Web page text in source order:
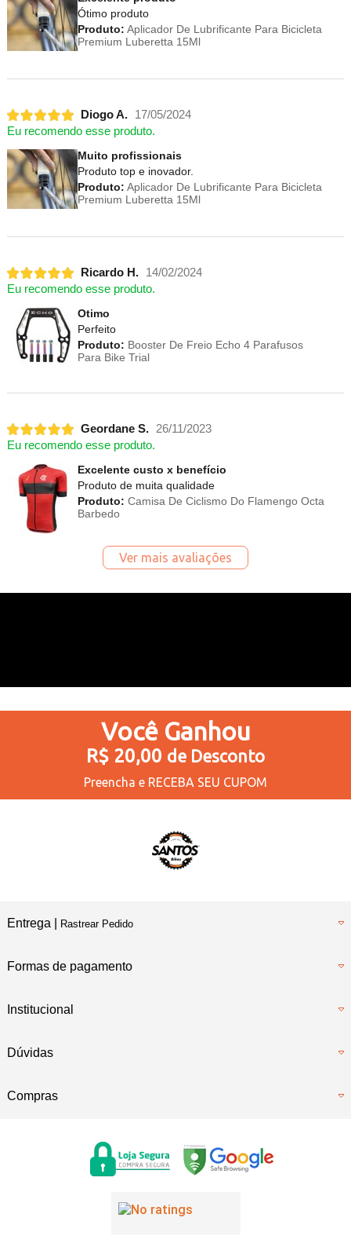
Ótimo produto
Produto: Aplicador De Lubrificante Para Bicicleta
Premium Luberetta 15Ml
Diogo A.
17/05/2024
Eu recomendo esse produto.
Muito profissionais
Produto top e inovador.
Produto: Aplicador De Lubrificante Para Bicicleta
Premium Luberetta 15Ml
Ricardo H.
14/02/2024
Eu recomendo esse produto.
Otimo
Perfeito
Produto: Booster De Freio Echo 4 Parafusos
Para Bike Trial
Geordane S.
26/11/2023
Eu recomendo esse produto.
Excelente custo x benefício
Produto de muita qualidade
Produto: Camisa De Ciclismo Do Flamengo Octa
Barbedo
Ver mais avaliações
Você Ganhou
R$ 20,00 de Desconto
Preencha e RECEBA SEU CUPOM
Entrega | Rastrear Pedido
Formas de pagamento
Institucional
Dúvidas
Compras